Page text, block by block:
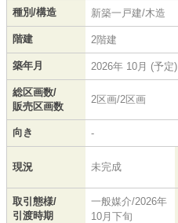
種別/構造 新築一戸建/木造
階建 2階建
築年月 2026年 10月 (予定)
総区画数/
販売区画数
2区画/2区画
向き -
現況 未完成
取引態様/
引渡時期
一般媒介/2026年
10月下旬